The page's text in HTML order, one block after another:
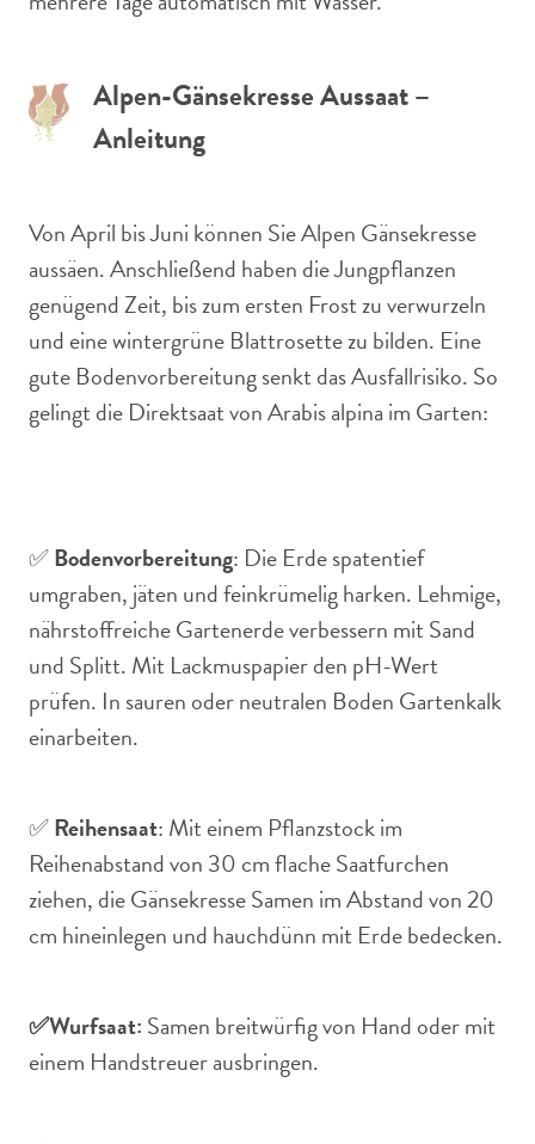
Alpen-Gänsekresse Aussaat –
Anleitung
Von April bis Juni können Sie Alpen Gänsekresse
aussäen. Anschließend haben die Jungpflanzen
genügend Zeit, bis zum ersten Frost zu verwurzeln
und eine wintergrüne Blattrosette zu bilden. Eine
gute Bodenvorbereitung senkt das Ausfallrisiko. So
gelingt die Direktsaat von Arabis alpina im Garten:
✅Bodenvorbereitung: Die Erde spatentief
umgraben, jäten und feinkrümelig harken. Lehmige,
nährstoffreiche Gartenerde verbessern mit Sand
und Splitt. Mit Lackmuspapier den pH-Wert
prüfen. In sauren oder neutralen Boden Gartenkalk
einarbeiten.
✅Reihensaat: Mit einem Pflanzstock im
Reihenabstand von 30 cm flache Saatfurchen
ziehen, die Gänsekresse Samen im Abstand von 20
cm hineinlegen und hauchdünn mit Erde bedecken.
✅Wurfsaat: Samen breitwürfig von Hand oder mit
einem Handstreuer ausbringen.